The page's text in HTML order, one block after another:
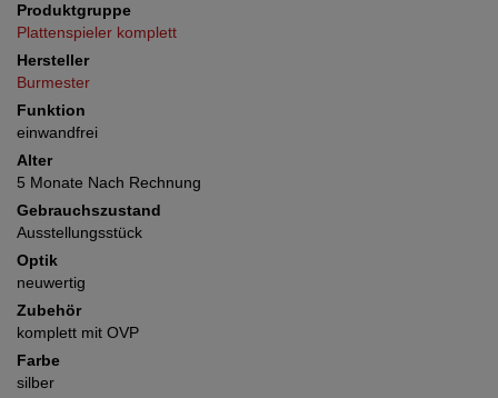
Produktgruppe
Plattenspieler komplett
Hersteller
Burmester
Funktion
einwandfrei
Alter
5 Monate Nach Rechnung
Gebrauchszustand
Ausstellungsstück
Optik
neuwertig
Zubehör
komplett mit OVP
Farbe
silber